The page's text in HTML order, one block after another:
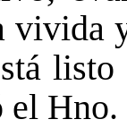
vivida
el